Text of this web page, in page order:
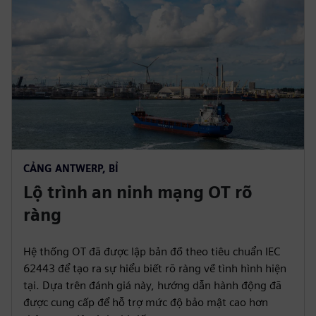
CẢNG ANTWERP, BỈ
Lộ trình an ninh mạng OT rõ
ràng
Hệ thống OT đã được lập bản đồ theo tiêu chuẩn IEC
62443 để tạo ra sự hiểu biết rõ ràng về tình hình hiện
tại. Dựa trên đánh giá này, hướng dẫn hành động đã
được cung cấp để hỗ trợ mức độ bảo mật cao hơn